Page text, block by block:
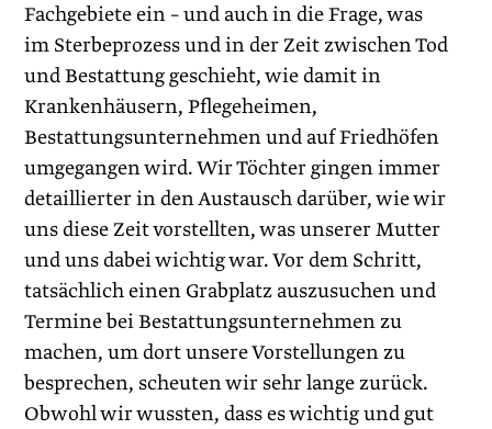
Fachgebiete ein – und auch in die Frage, was
im Sterbeprozess und in der Zeit zwischen Tod
und Bestattung geschieht, wie damit in
Krankenhäusern, Pflegeheimen,
Bestattungsunternehmen und auf Friedhöfen
umgegangen wird. Wir Töchter gingen immer
detaillierter in den Austausch darüber, wie wir
uns diese Zeit vorstellten, was unserer Mutter
und uns dabei wichtig war. Vor dem Schritt,
tatsächlich einen Grabplatz auszusuchen und
Termine bei Bestattungsunternehmen zu
machen, um dort unsere Vorstellungen zu
besprechen, scheuten wir sehr lange zurück.
Obwohl wir wussten, dass es wichtig und gut